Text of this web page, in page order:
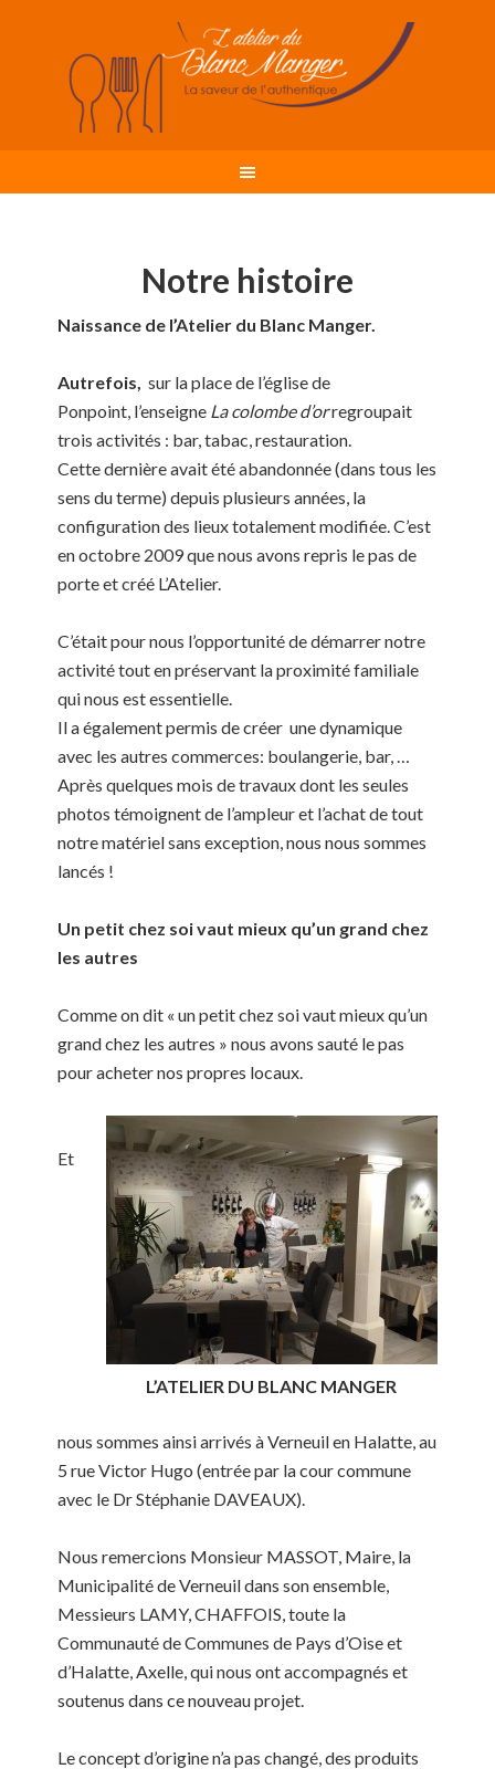
Notre histoire
Naissance de l’Atelier du Blanc Manger.
Autrefois, sur la place de l’église de
Ponpoint, l’enseigne La colombe d’orregroupait
trois activités : bar, tabac, restauration.
Cette dernière avait été abandonnée (dans tous les
sens du terme) depuis plusieurs années, la
configuration des lieux totalement modifiée.C’est
enoctobre 2009que nous avons repris le pas de
porte et créé L’Atelier.
C’était pour nous l’opportunité de démarrer notre
activité tout en préservant la proximité familiale
qui nous est essentielle.
Il a également permis de créer une dynamique
avec les autres commerces: boulangerie, bar, …
Après quelques mois de travaux dont les seules
photos témoignent de l’ampleur et l’achat de tout
notre matériel sans exception, nous nous sommes
lancés !
Un petit chez soi vaut mieux qu’un grand chez
les autres
Comme on dit « un petit chez soi vaut mieux qu’un
grand chez les autres » nous avons sauté le pas
pour acheter nos propres locaux.
L’ATELIER DU BLANC MANGER
Et
nous sommes ainsi arrivés à Verneuil en Halatte, au
5 rue Victor Hugo(entrée par la cour commune
avec le Dr Stéphanie DAVEAUX).
Nous remercions Monsieur MASSOT, Maire, la
Municipalité de Verneuil dans son ensemble,
Messieurs LAMY, CHAFFOIS, toute la
Communauté de Communes de Pays d’Oise et
d’Halatte,Axelle, qui nous ont accompagnés et
soutenus dans ce nouveau projet.
Le concept d’origine n’a pas changé, des produits